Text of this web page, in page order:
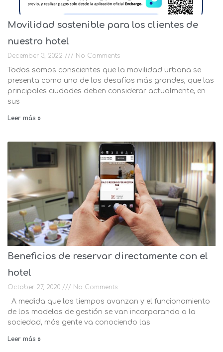
Movilidad sostenible para los clientes de
nuestro hotel
December 3, 2022 No Comments
Todos somos conscientes que la movilidad urbana se
presenta como uno de los desafíos más grandes, que las
principales ciudades deben considerar actualmente, en
sus
Leer más »
Beneficios de reservar directamente con el
hotel
October 27, 2020 No Comments
A medida que los tiempos avanzan y el funcionamiento
de los modelos de gestión se van incorporando a la
sociedad, más gente va conociendo las
Leer más »